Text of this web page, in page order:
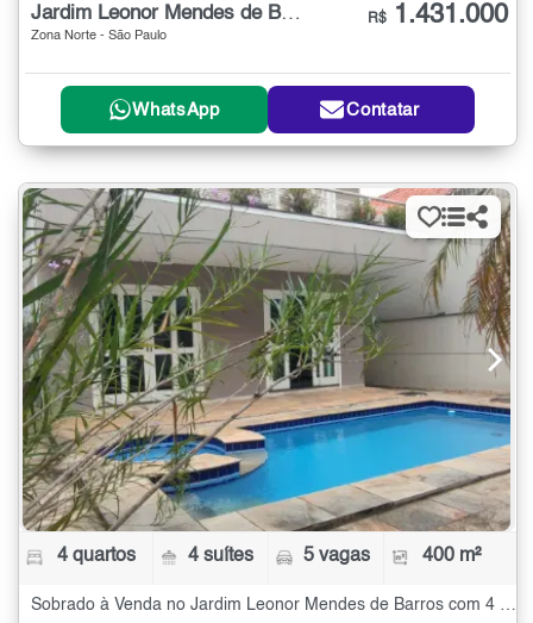
Jardim Leonor Mendes de Barros
Zona Norte - São Paulo
R$ 1.431.000
WhatsApp Contatar
4 quartos 4 suítes 5 vagas 400 m²
Sobrado à Venda no Jardim Leonor Mendes de Barros com 4 quartos - 400 m²